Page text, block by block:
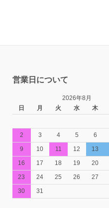
営業日について
2026年8月
日
月 火 水 木
2
3 4 5 6
9
10 11 12 13
16
17 18 19 20
23
24 25 26 27
30
31